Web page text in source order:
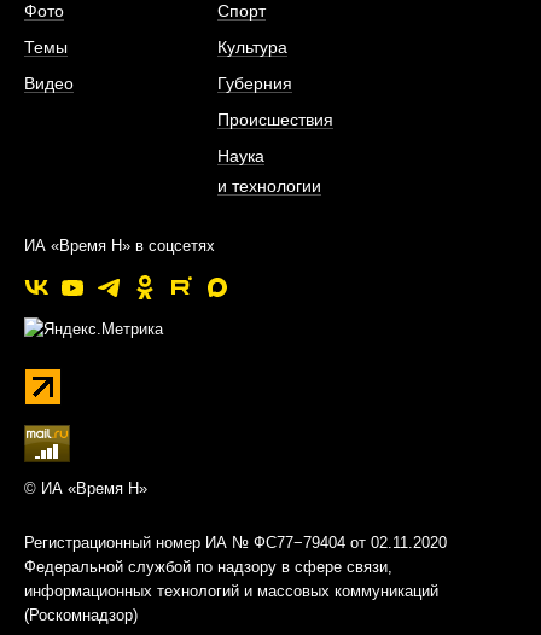
Фото
Темы
Видео
Спорт
Культура
Губерния
Происшествия
Наука
и технологии
ИА «Время Н» в соцсетях
© ИА «Время Н»
Регистрационный номер ИА № ФС77−79404 от 02.11.2020
Федеральной службой по надзору в сфере связи,
информационных технологий и массовых коммуникаций
(Роскомнадзор)